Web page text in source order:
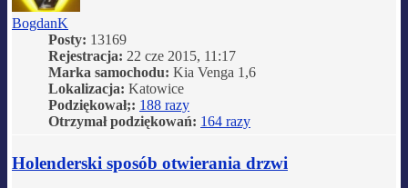
BogdanK
Posty: 13169
Rejestracja: 22 cze 2015, 11:17
Marka samochodu: Kia Venga 1,6
Lokalizacja: Katowice
Podziękował;: 188 razy
Otrzymał podziękowań: 164 razy
Holenderski sposób otwierania drzwi